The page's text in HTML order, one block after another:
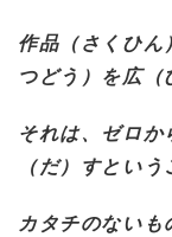
作品（さくひ
つどう）を広（
それは、ゼロ
（だ）すという
カタチのない